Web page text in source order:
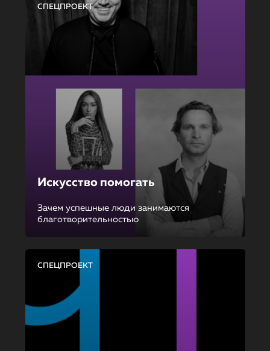
СПЕЦПРОЕКТ
Искусство помогать
Зачем успешные люди занимаются
благотворительностью
СПЕЦПРОЕКТ